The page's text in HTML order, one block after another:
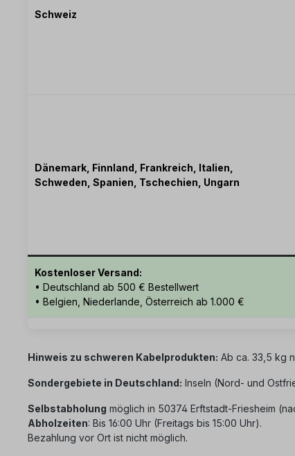
Schweiz
Dänemark, Finnland, Frankreich, Italien,
Schweden, Spanien, Tschechien, Ungarn
Kostenloser Versand:
• Deutschland ab 500 € Bestellwert
• Belgien, Niederlande, Österreich ab 1.000 €
Hinweis zu schweren Kabelprodukten: Ab ca. 33,5 kg
Sondergebiete in Deutschland: Inseln (Nord- und
Selbstabholung möglich in 50374 Erftstadt-Friesheim
Abholzeiten: Bis 16:00 Uhr (Freitags bis 15:00 Uhr).
Bezahlung vor Ort ist nicht möglich.